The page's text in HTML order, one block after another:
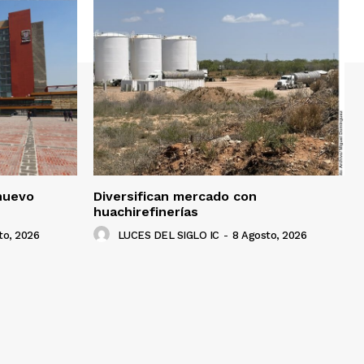
2026
Diversifican mercado con
huachirefinerías
LUCES DEL SIGLO IC - 8 Agosto, 2026